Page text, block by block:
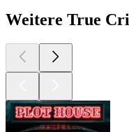
Weitere True